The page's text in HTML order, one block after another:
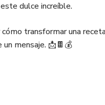
dulce increíble.
transformar una
mensaje. 📩🍫💰